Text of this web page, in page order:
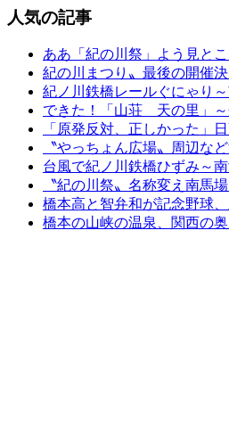
人気の記事
ああ「紀の川祭」よう見と
紀の川まつり〟最後の開催
紀ノ川鉄橋レールぐにゃり
できた！「山荘 天の里」～
「原発反対、正しかった」
〝やっちょん広場〟周辺な
台風で紀ノ川鉄橋ひずみ～
〝紀の川祭〟名称変え南馬
橋本高と智弁和が記念野球
橋本の山峡の温泉、関西の